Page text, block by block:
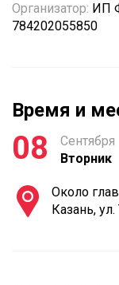
Организатор: ИП
784202055850
Время и
08
Сентября
Вторник
Около
Казань,